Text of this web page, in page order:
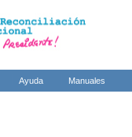
Ayuda Manuales